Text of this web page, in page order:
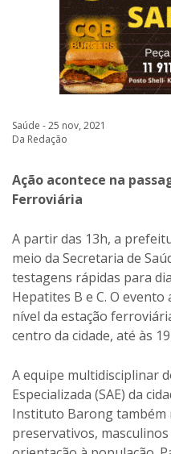
Saúde - 25 nov, 2021
Da Redação
Ação acontece na
Ferroviária
A partir das 13h, a
meio da Secretaria de
testagens rápidas para
Hepatites B e C. O
nível da estação
centro da cidade, até às
A equipe multidisciplinar
Especializada (SAE) da
Instituto Barong também
preservativos,